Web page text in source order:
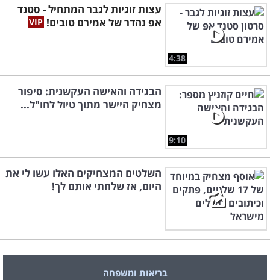
4:38
עצות זוגיות לגבר המתחיל - סטנד
אפ נהדר של אמירם טובים!
9:10
הבגידה והאישה העקשנית: סיפור
מצחיק היישר מתוך טיול לחו"ל...
השלטים המצחיקים האלו עשו לי את
היום, אז שלחתי אותם לך!
בריאות ומשפחה